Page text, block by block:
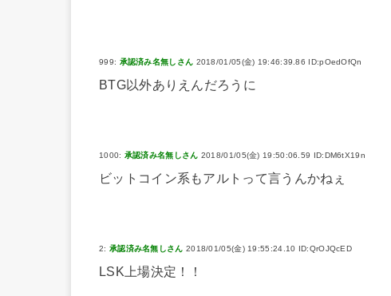
999: 承認済み名無しさん 2018/01/05(金) 19:46:39.86 ID:pOedOfQn
BTG以外ありえんだろうに
1000: 承認済み名無しさん 2018/01/05(金) 19:50:06.59 ID:DM6tX19n
ビットコイン系もアルトって言うんかねぇ
2: 承認済み名無しさん 2018/01/05(金) 19:55:24.10 ID:QrOJQcED
LSK上場決定！！